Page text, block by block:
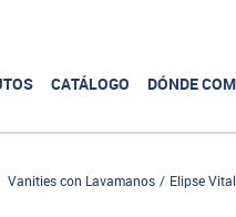
CATÁLOGO DÓNDE
Vanities con Lavamanos Elipse